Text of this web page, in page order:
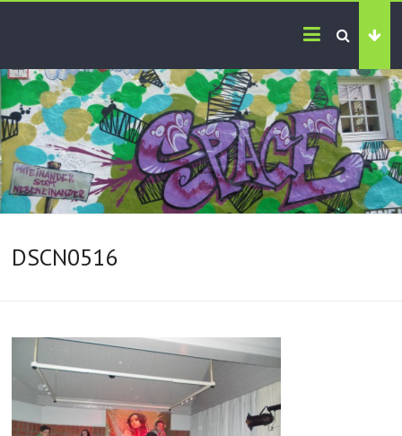
DSCN0516